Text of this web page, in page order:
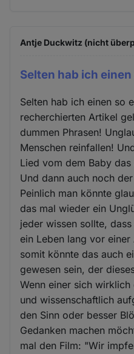
Antje Duckwitz (nicht
Selten hab ich einen
Selten hab ich einen so
recherchierten Artikel
dummen Phrasen!
Menschen reinfallen!
Lied vom dem Baby
Und dann auch noch
Peinlich man könnte
das mal wieder ein
jeder wissen sollte,
ein Leben lang vor
somit könnte das auch
gewesen sein, der
Wenn einer sich
und wissenschaftlich
den Sinn oder besser
Gedanken machen
mal den Film: "Wir